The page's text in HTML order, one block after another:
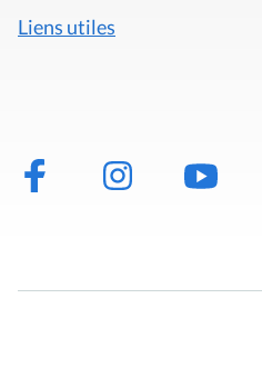
Liens utiles